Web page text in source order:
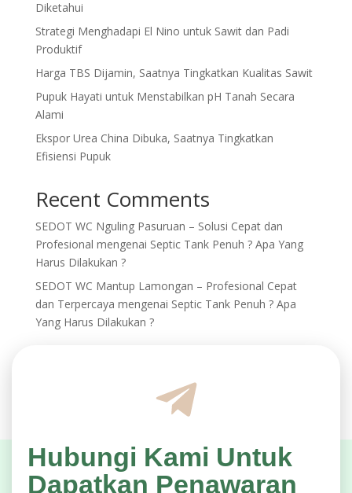
Diketahui
Strategi Menghadapi El Nino untuk Sawit dan Padi
Produktif
Harga TBS Dijamin, Saatnya Tingkatkan Kualitas Sawit
Pupuk Hayati untuk Menstabilkan pH Tanah Secara
Alami
Ekspor Urea China Dibuka, Saatnya Tingkatkan
Efisiensi Pupuk
Recent Comments
SEDOT WC Nguling Pasuruan – Solusi Cepat dan
Profesional mengenai Septic Tank Penuh ? Apa Yang
Harus Dilakukan ?
SEDOT WC Mantup Lamongan – Profesional Cepat
dan Terpercaya mengenai Septic Tank Penuh ? Apa
Yang Harus Dilakukan ?
Hubungi Kami Untuk
Dapatkan Penawaran